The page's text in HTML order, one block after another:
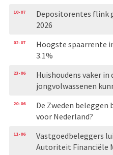
10-07
Depositorentes flink
2026
02-07
Hoogste spaarrente
3.1%
23-06
Huishoudens vaker in
jongvolwassenen
20-06
De Zweden
voor Nederland?
11-06
Vastgoedbeleggers
Autoriteit Financiële